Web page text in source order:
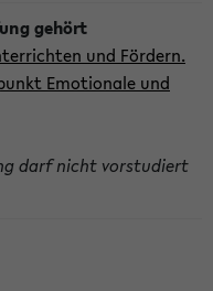
und Fördern.
Emotionale und
darf nicht vorstudiert